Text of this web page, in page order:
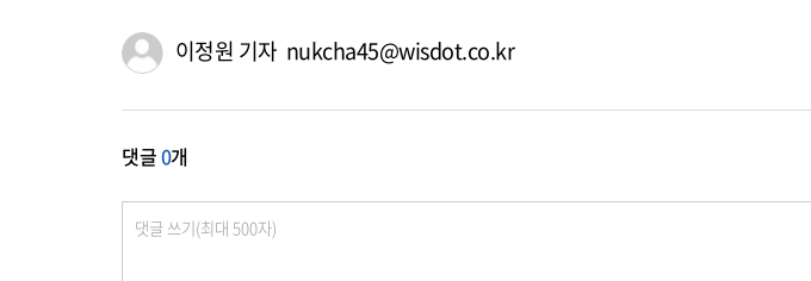
이정원 기자 nukcha45@wisdot.co.kr
댓글0개